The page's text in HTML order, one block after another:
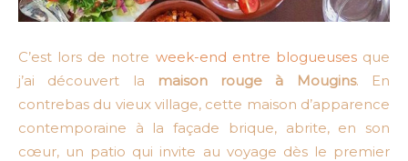
C’est lors de notre week-end entre blogueusesque
j’ai découvert la
maison rouge à Mougins. En
contrebas du vieux village, cette maison d’apparence
contemporaine à la façade brique, abrite, en son
cœur, un patio qui invite au voyage dès le premier